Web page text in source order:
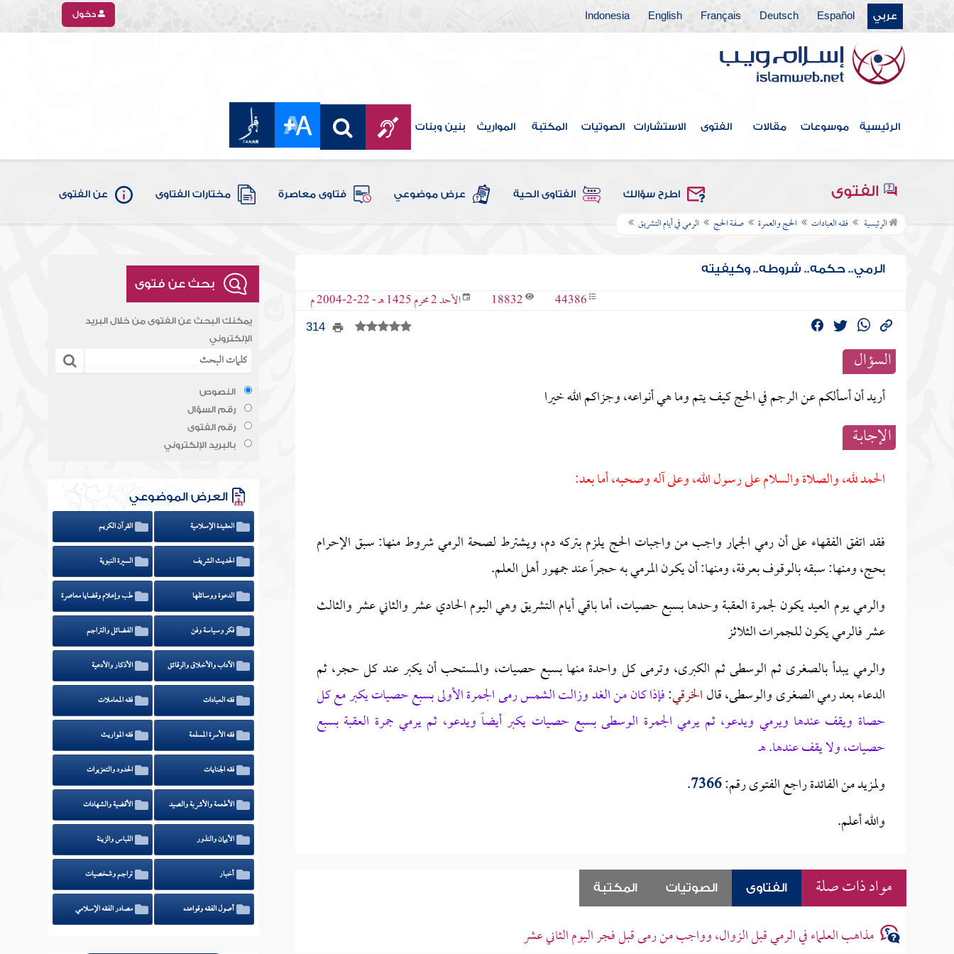
عربي Español
Deutsch
Français
English
Indonesia دخول
الرئيسية موسوعات مقالات الفتوى الاستشارات الصوتيات المكتبة المواريث بنين وبنات
الفتوى اطرح سؤالك الفتاوى الحية عرض موضوعي فتاوى معاصرة مختارات الفتاوى عن الفتوى
الرئيسية فقه العبادات الحج والعمرة صفة الحج الرمي في أيام التشريق
الرمي.. حكمه.. شروطه.. وكيفيته
44386
18832 الأحد 2 محرم 1425 هـ - 22-2-2004 م
314
السؤال
أريد أن أسألكم عن الرجم في الحج كيف يتم وما هي أنواعه، وجزاكم الله خيرا
الإجابــة
الحمد لله، والصلاة والسلام على رسول الله، وعلى آله وصحبه، أما بعد:
فقد اتفق الفقهاء على أن رمي الجمار واجب من واجبات الحج يلزم بتركه دم، ويشترط لصحة الرمي شروط منها: سبق الإحرام
بحج، ومنها: سبقه بالوقوف بعرفة، ومنها: أن يكون المرمي به حجراً عند جمهور أهل العلم.
والرمي يوم العيد يكون لجمرة العقبة وحدها بسبع حصيات، أما باقي أيام التشريق وهي اليوم الحادي عشر والثاني عشر والثالث
عشر فالرمي يكون للجمرات الثلاثز
والرمي يبدأ بالصغرى ثم الوسطى ثم الكبرى، وترمى كل واحدة منها بسبع حصيات، والمستحب أن يكبر عند كل حجر، ثم
الدعاء بعد رمي الصغرى والوسطى، قالالخرقي:فإذا كان من الغد وزالت الشمس رمى الجمرة الأولى بسبع حصيات يكبر مع كل
حصاة ويقف عندها ويرمي ويدعو، ثم يرمي الجمرة الوسطى بسبع حصيات يكبر أيضاً ويدعو، ثم يرمي جمرة العقبة بسبع
حصيات، ولا يقف عندها. هـ
ولمزيد من الفائدة راجع الفتوى رقم:7366
.
والله أعلم.
مواد ذات صلة الفتاوى الصوتيات المكتبة
مذاهب العلماء في الرمي قبل الزوال، وواجب من رمى قبل فجر اليوم الثاني عشر
بحث عن فتوى
يمكنك البحث عن الفتوى من خلال البريد
الإلكتروني
النصوص
رقم السؤال
رقم الفتوى
بالبريد الإلكتروني
العرض الموضوعي
العقيدة الإسلامية القرآن الكريم
الحديث الشريف السيرة النبوية
الدعوة ووسائلها طب وإعلام وقضايا معاصرة
فكر وسياسة وفن الفضائل والتراجم
الآداب والأخلاق والرقائق الأذكار والأدعية
فقه العبادات فقه المعاملات
فقه الأسرة المسلمة فقه المواريث
فقه الجنايات الحدود والتعزيرات
الأطعمة والأشربة والصيد الأقضية والشهادات
الأيمان والنذور اللباس والزينة
أخبار تراجم وشخصيات
أصول الفقه وقواعده مصادر الفقه الإسلامي